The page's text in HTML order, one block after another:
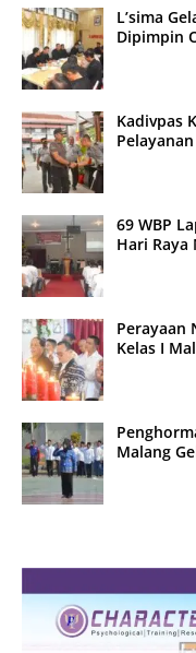
L’sima
Dipimpin
Kadivpas
69 WBP
Hari Raya
Perayaan
Kelas I
Malang